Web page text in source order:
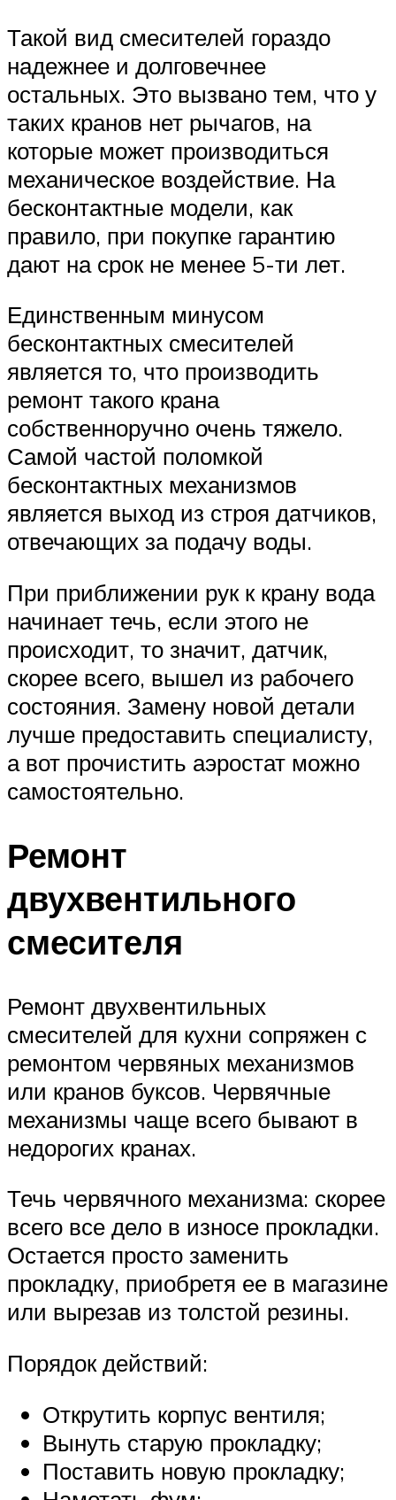
Такой вид смесителей гораздо
надежнее и долговечнее
остальных. Это вызвано тем, что у
таких кранов нет рычагов, на
которые может производиться
механическое воздействие. На
бесконтактные модели, как
правило, при покупке гарантию
дают на срок не менее 5-ти лет.
Единственным минусом
бесконтактных смесителей
является то, что производить
ремонт такого крана
собственноручно очень тяжело.
Самой частой поломкой
бесконтактных механизмов
является выход из строя датчиков,
отвечающих за подачу воды.
При приближении рук к крану вода
начинает течь, если этого не
происходит, то значит, датчик,
скорее всего, вышел из рабочего
состояния. Замену новой детали
лучше предоставить специалисту,
а вот прочистить аэростат можно
самостоятельно.
Ремонт
двухвентильного
смесителя
Ремонт двухвентильных
смесителей для кухни сопряжен с
ремонтом червяных механизмов
или кранов буксов. Червячные
механизмы чаще всего бывают в
недорогих кранах.
Течь червячного механизма: скорее
всего все дело в износе прокладки.
Остается просто заменить
прокладку, приобретя ее в магазине
или вырезав из толстой резины.
Порядок действий:
Открутить корпус вентиля;
Вынуть старую прокладку;
Поставить новую прокладку;